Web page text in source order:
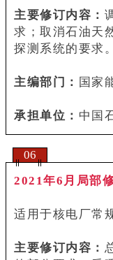
主要修订内容：
求；取消石油天
探测系统的要求
主编部门： 国家
承担单位： 中国
06
2021年6月局部
适用于核电厂常
主要修订内容：